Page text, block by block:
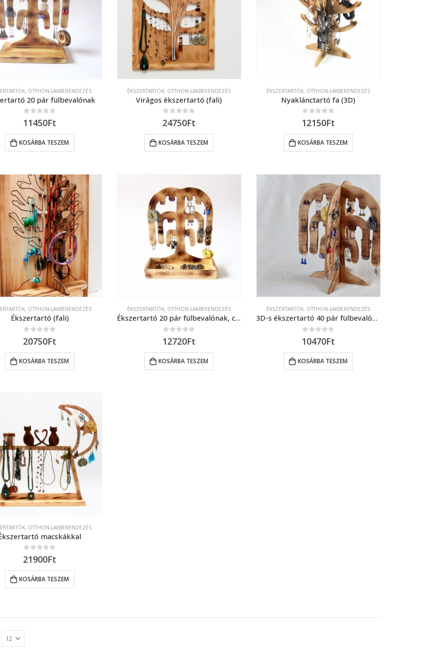
, OTTHON-LAKBERENDEZÉS
20 pár fülbevalónak
0 out of 5
11450Ft
KOSÁRBA TESZEM
ÉKSZERTARTÓK, OTTHON-LAKBERENDEZÉS
Virágos ékszertartó (fali)
0 out of 5
24750Ft
KOSÁRBA TESZEM
ÉKSZERTARTÓK, OTTHON-LAKBERENDEZÉS
Nyaklánctartó fa (3D)
0 out of 5
12150Ft
KOSÁRBA TESZEM
, OTTHON-LAKBERENDEZÉS
Ékszertartó (fali)
20750Ft
KOSÁRBA TESZEM
ÉKSZERTARTÓK, OTTHON-LAKBERENDEZÉS
Ékszertartó 20 pár fülbevalónak, csecsebecséknek
12720Ft
KOSÁRBA TESZEM
ÉKSZERTARTÓK, OTTHON-LAKBERENDEZÉS
3D-s ékszertartó 40 pár fülbevalónak
10470Ft
KOSÁRBA TESZEM
, OTTHON-LAKBERENDEZÉS
macskákkal
0 out of 5
21900Ft
KOSÁRBA TESZEM